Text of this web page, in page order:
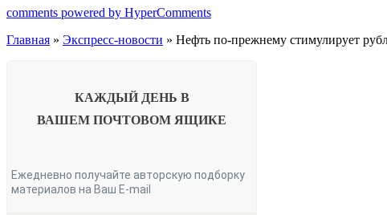
comments powered by HyperComments
Главная » Экспресс-новости » Нефть по-прежнему стимулирует
КАЖДЫЙ ДЕНЬ В
ВАШЕМ ПОЧТОВОМ ЯЩИКЕ
Ежедневно получайте авторскую подборку
материалов на Ваш E-mail